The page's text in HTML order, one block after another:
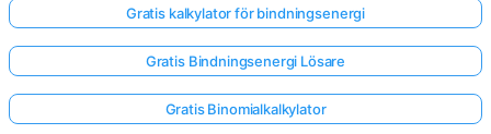
Gratis kalkylator för bindningsenergi
Gratis Bindningsenergi Lösare
Gratis Binomialkalkylator